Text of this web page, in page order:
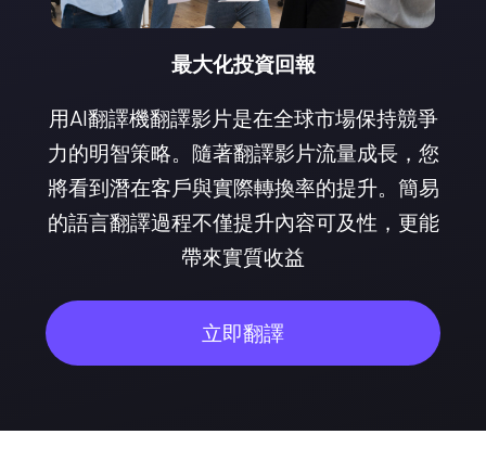
最大化投資回報
用AI翻譯機翻譯影片是在全球市場保持競爭
力的明智策略。隨著翻譯影片流量成長，您
將看到潛在客戶與實際轉換率的提升。簡易
的語言翻譯過程不僅提升內容可及性，更能
帶來實質收益
立即翻譯